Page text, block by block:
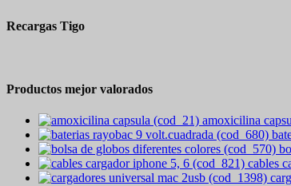
Recargas Tigo
Productos mejor valorados
amoxicilina
cables